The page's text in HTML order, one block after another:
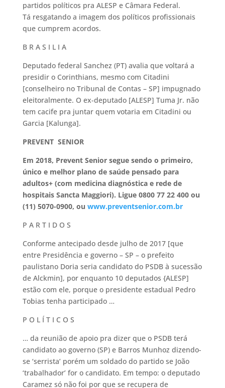
partidos políticos pra ALESP e Câmara Federal.
Tá resgatando a imagem dos políticos profissionais
que cumprem acordos.
B R A S I L I A
Deputado federal Sanchez (PT) avalia que voltará a
presidir o Corinthians, mesmo com Citadini
[conselheiro no Tribunal de Contas – SP] impugnado
eleitoralmente. O ex-deputado [ALESP] Tuma Jr. não
tem cacife pra juntar quem votaria em Citadini ou
Garcia [Kalunga].
PREVENT SENIOR
Em 2018, Prevent Senior segue sendo o primeiro,
único e melhor plano de saúde pensado para
adultos+ (com medicina diagnóstica e rede de
hospitais Sancta Maggiori). Ligue 0800 77 22 400 ou
(11) 5070-0900, ou www.preventsenior.com.br
P A R T I D O S
Conforme antecipado desde julho de 2017 [que
entre Presidência e governo – SP – o prefeito
paulistano Doria seria candidato do PSDB à sucessão
de Alckmin], por enquanto 10 deputados {ALESP]
estão com ele, porque o presidente estadual Pedro
Tobias tenha participado …
P O L Í T I C O S
… da reunião de apoio pra dizer que o PSDB terá
candidato ao governo (SP) e Barros Munhoz dizendo-
se ‘serrista’ porém um soldado do partido se João
‘trabalhador’ for o candidato. Em tempo: o deputado
Caramez só não foi por que se recupera de